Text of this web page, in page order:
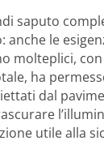
saputo
le
molteplici,
ha
dal
utile alla